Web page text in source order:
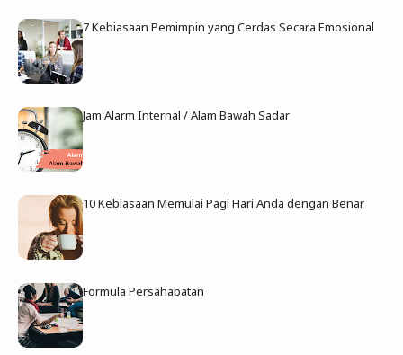
7 Kebiasaan Pemimpin yang Cerdas Secara Emosional
Jam Alarm Internal / Alam Bawah Sadar
10 Kebiasaan Memulai Pagi Hari Anda dengan Benar
Formula Persahabatan